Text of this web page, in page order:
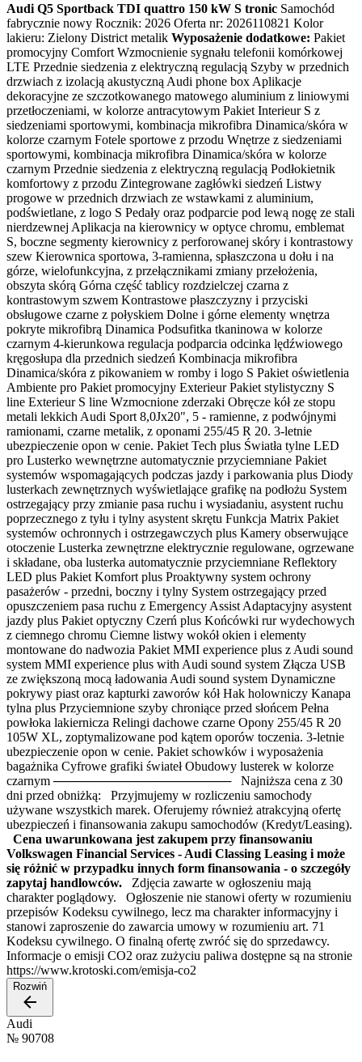
Audi Q5 Sportback TDI quattro 150 kW S tronic Samochód
fabrycznie nowy Rocznik: 2026 Oferta nr: 2026110821 Kolor
lakieru: Zielony District metalik Wyposażenie dodatkowe: Pakiet
promocyjny Comfort Wzmocnienie sygnału telefonii komórkowej
LTE Przednie siedzenia z elektryczną regulacją Szyby w przednich
drzwiach z izolacją akustyczną Audi phone box Aplikacje
dekoracyjne ze szczotkowanego matowego aluminium z liniowymi
przetłoczeniami, w kolorze antracytowym Pakiet Interieur S z
siedzeniami sportowymi, kombinacja mikrofibra Dinamica/skóra w
kolorze czarnym Fotele sportowe z przodu Wnętrze z siedzeniami
sportowymi, kombinacja mikrofibra Dinamica/skóra w kolorze
czarnym Przednie siedzenia z elektryczną regulacją Podłokietnik
komfortowy z przodu Zintegrowane zagłówki siedzeń Listwy
progowe w przednich drzwiach ze wstawkami z aluminium,
podświetlane, z logo S Pedały oraz podparcie pod lewą nogę ze stali
nierdzewnej Aplikacja na kierownicy w optyce chromu, emblemat
S, boczne segmenty kierownicy z perforowanej skóry i kontrastowy
szew Kierownica sportowa, 3-ramienna, spłaszczona u dołu i na
górze, wielofunkcyjna, z przełącznikami zmiany przełożenia,
obszyta skórą Górna część tablicy rozdzielczej czarna z
kontrastowym szwem Kontrastowe płaszczyzny i przyciski
obsługowe czarne z połyskiem Dolne i górne elementy wnętrza
pokryte mikrofibrą Dinamica Podsufitka tkaninowa w kolorze
czarnym 4-kierunkowa regulacja podparcia odcinka lędźwiowego
kręgosłupa dla przednich siedzeń Kombinacja mikrofibra
Dinamica/skóra z pikowaniem w romby i logo S Pakiet oświetlenia
Ambiente pro Pakiet promocyjny Exterieur Pakiet stylistyczny S
line Exterieur S line Wzmocnione zderzaki Obręcze kół ze stopu
metali lekkich Audi Sport 8,0Jx20", 5 - ramienne, z podwójnymi
ramionami, czarne metalik, z oponami 255/45 R 20. 3-letnie
ubezpieczenie opon w cenie. Pakiet Tech plus Światła tylne LED
pro Lusterko wewnętrzne automatycznie przyciemniane Pakiet
systemów wspomagających podczas jazdy i parkowania plus Diody
lusterkach zewnętrznych wyświetlające grafikę na podłożu System
ostrzegający przy zmianie pasa ruchu i wysiadaniu, asystent ruchu
poprzecznego z tyłu i tylny asystent skrętu Funkcja Matrix Pakiet
systemów ochronnych i ostrzegawczych plus Kamery obserwujące
otoczenie Lusterka zewnętrzne elektrycznie regulowane, ogrzewane
i składane, oba lusterka automatycznie przyciemniane Reflektory
LED plus Pakiet Komfort plus Proaktywny system ochrony
pasażerów - przedni, boczny i tylny System ostrzegający przed
opuszczeniem pasa ruchu z Emergency Assist Adaptacyjny asystent
jazdy plus Pakiet optyczny Czerń plus Końcówki rur wydechowych
z ciemnego chromu Ciemne listwy wokół okien i elementy
montowane do nadwozia Pakiet MMI experience plus z Audi sound
system MMI experience plus with Audi sound system Złącza USB
ze zwiększoną mocą ładowania Audi sound system Dynamiczne
pokrywy piast oraz kapturki zaworów kół Hak holowniczy Kanapa
tylna plus Przyciemnione szyby chroniące przed słońcem Pełna
powłoka lakiernicza Relingi dachowe czarne Opony 255/45 R 20
105W XL, zoptymalizowane pod kątem oporów toczenia. 3-letnie
ubezpieczenie opon w cenie. Pakiet schowków i wyposażenia
bagażnika Cyfrowe grafiki świateł Obudowy lusterek w kolorze
czarnym ──────────────────── Najniższa cena z 30
dni przed obniżką: Przyjmujemy w rozliczeniu samochody
używane wszystkich marek. Oferujemy również atrakcyjną ofertę
ubezpieczeń i finansowania zakupu samochodów (Kredyt/Leasing).
Cena uwarunkowana jest zakupem przy finansowaniu
Volkswagen Financial Services - Audi Classing Leasing i może
się różnić w przypadku innych form finansowania - o szczegóły
zapytaj handlowców. Zdjęcia zawarte w ogłoszeniu mają
charakter poglądowy. Ogłoszenie nie stanowi oferty w rozumieniu
przepisów Kodeksu cywilnego, lecz ma charakter informacyjny i
stanowi zaproszenie do zawarcia umowy w rozumieniu art. 71
Kodeksu cywilnego. O finalną ofertę zwróć się do sprzedawcy.
Informacje o emisji CO2 oraz zużyciu paliwa dostępne są na stronie
https://www.krotoski.com/emisja-co2
Rozwiń
Audi
№ 90708